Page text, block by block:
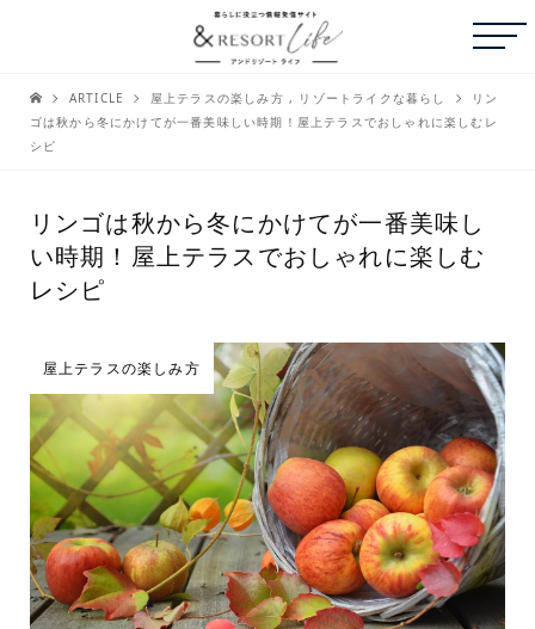
ARTICLE 屋上テラスの楽しみ方 , リゾートライクな暮らし
リン
ゴは秋から冬にかけてが一番美味しい時期！屋上テラスでおしゃれに楽しむレ
シピ
リンゴは秋から冬にかけてが一番美味し
い時期！屋上テラスでおしゃれに楽しむ
レシピ
屋上テラスの楽しみ方